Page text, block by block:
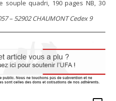
souple quadri, 190 pages NB, 30
– 52902 CHAUMONT Cedex 9